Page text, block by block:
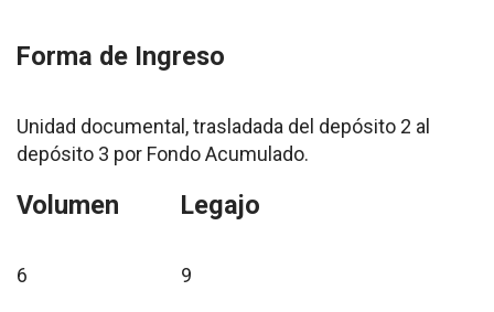
Forma de Ingreso
Unidad documental, trasladada del depósito 2 al
depósito 3 por Fondo Acumulado.
Volumen
6
Legajo
9